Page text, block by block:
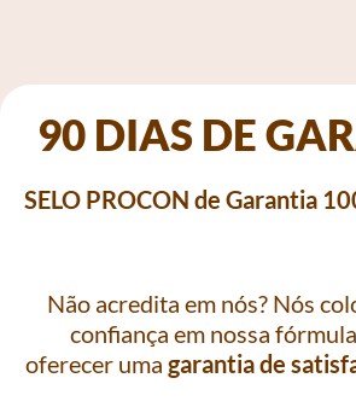
90 DIAS DE
SELO PROCON de Garantia
Não acredita em nós? Nós
confiança em nossa
oferecer uma garantia de